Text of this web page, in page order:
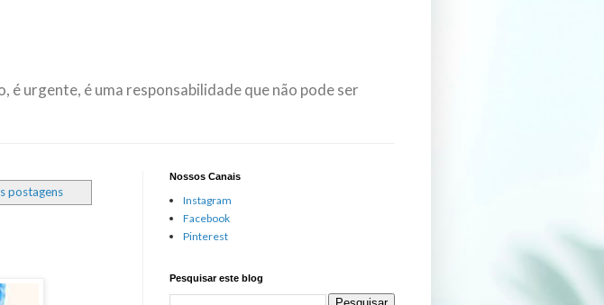
é urgente, é uma responsabilidade que não pode ser
postagens
Nossos Canais
Instagram
Facebook
Pinterest
Pesquisar este blog